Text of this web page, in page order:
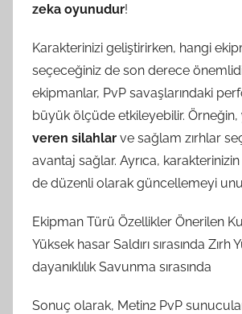
zeka oyunudur!
Karakterinizi geliştirirken, hangi
seçeceğiniz de son derece
ekipmanlar, PvP savaşlarındaki
büyük ölçüde etkileyebilir. Örneğin,
veren silahlar ve sağlam zırhlar
avantaj sağlar. Ayrıca,
de düzenli olarak güncellemeyi
Ekipman Türü Özellikler Önerilen
Yüksek hasar Saldırı sırasında Zırh
dayanıklılık Savunma sırasında
Sonuç olarak, Metin2 PvP